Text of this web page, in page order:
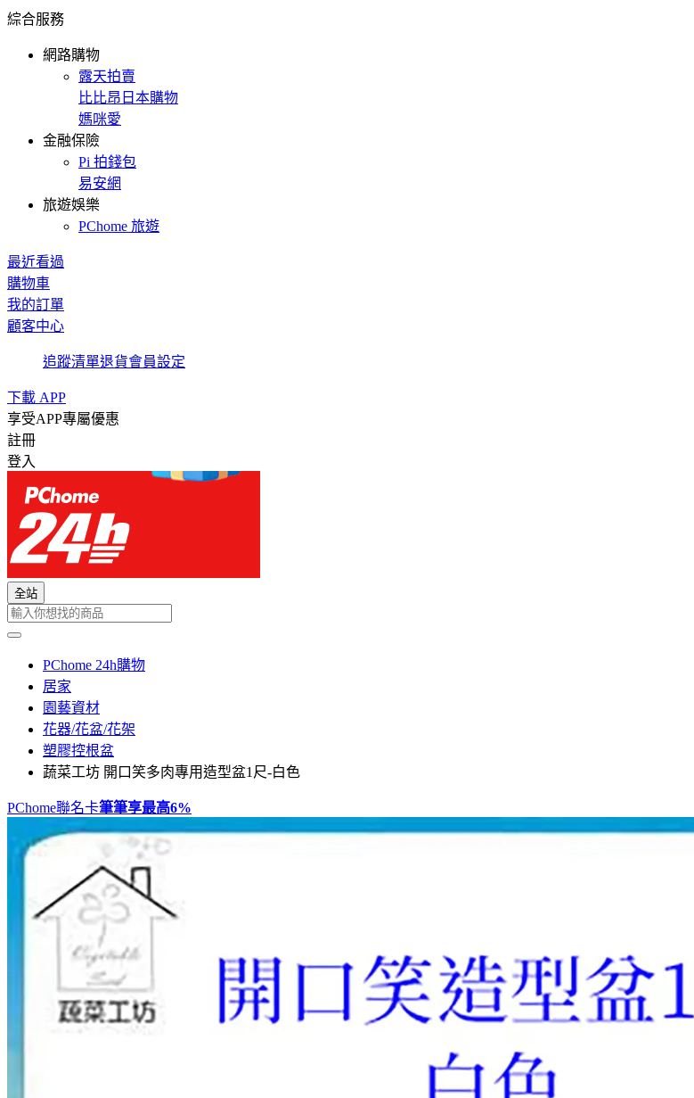
綜合服務
網路購物
露天拍賣
比比昂日本購物
媽咪愛
金融保險
Pi 拍錢包
易安網
旅遊娛樂
PChome 旅遊
最近看過
購物車
我的訂單
顧客中心
追蹤清單退貨會員設定
下載 APP
享受APP專屬優惠
註冊
登入
全站
PChome 24h購物
居家
園藝資材
花器/花盆/花架
塑膠控根盆
蔬菜工坊 開口笑多肉專用造型盆1尺-白色
PChome聯名卡筆筆享最高6%